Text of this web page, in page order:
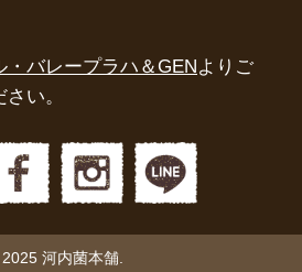
・バレープラハ＆GENよりご
い。
河内菌本舗.